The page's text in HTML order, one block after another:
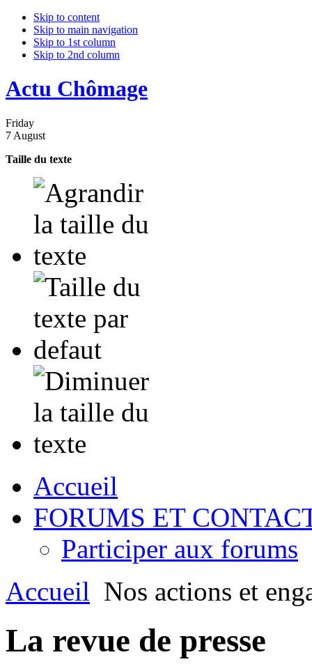
Skip to content
Skip to main navigation
Skip to 1st column
Skip to 2nd column
Actu Chômage
Friday
7 August
Taille du texte
Accueil
FORUMS ET
Participer aux forums
Accueil Nos actions et
La revue de presse